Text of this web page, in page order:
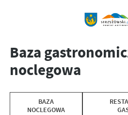
Baza
noclegowa
BAZA
NOCLEGOWA